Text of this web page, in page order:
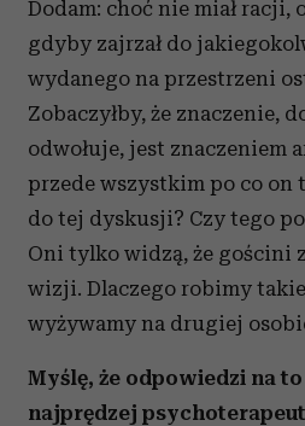
Dodam: choć nie miał racji,
gdyby zajrzał do
wydanego na przestrzeni
Zobaczyłby, że znaczenie,
odwołuje, jest znaczeniem
przede wszystkim po co on
do tej dyskusji? Czy tego
Oni tylko widzą, że gościni
wizji. Dlaczego robimy
wyżywamy na drugiej
Myślę, że odpowiedzi na
najprędzej